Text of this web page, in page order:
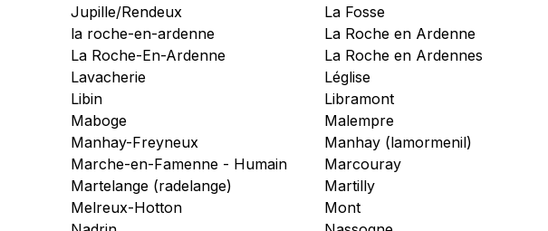
Jupille/Rendeux La Fosse
la roche-en-ardenne La Roche en Ardenne
La Roche-En-Ardenne La Roche en Ardennes
Lavacherie Léglise
Libin Libramont
Maboge Malempre
Manhay-Freyneux Manhay (lamormenil)
Marche-en-Famenne - Humain Marcouray
Martelange (radelange) Martilly
Melreux-Hotton Mont